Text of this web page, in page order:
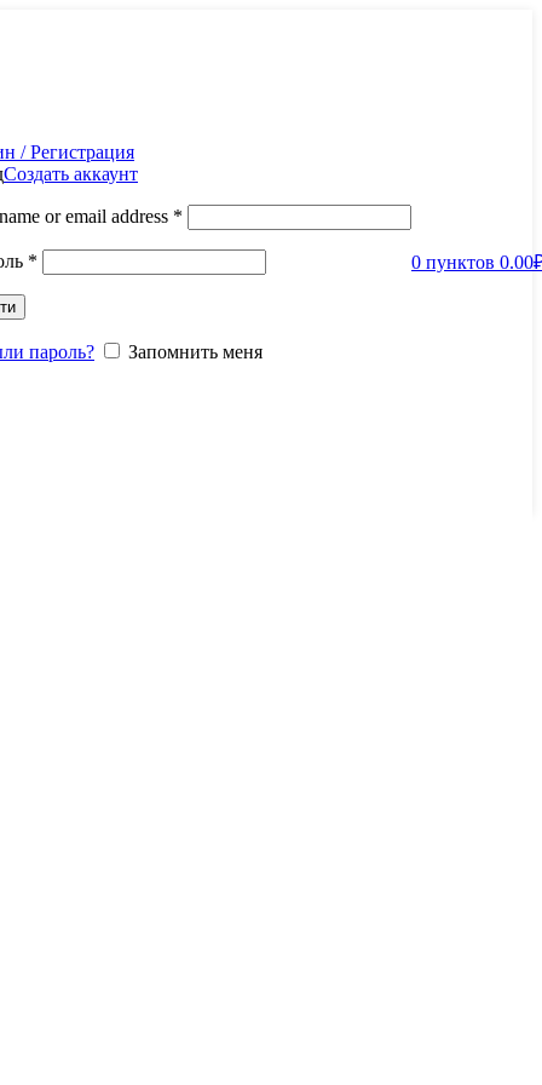
/ Регистрация
Создать аккаунт
or email address *
*
пароль? Запомнить меня
0 пунктов 0.00